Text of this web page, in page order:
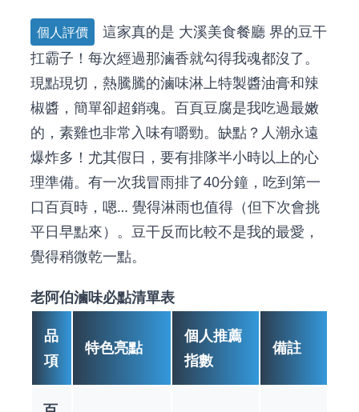
個人評價 這家真的是 大溪美食餐廳 界的豆干
扛霸子！每次經過那滷香就勾得我魂都沒了。
現點現切，熱騰騰的滷味淋上特製醬油膏和辣
椒醬，簡單卻超銷魂。百頁豆腐是我吃過最嫩
的，素雞也非常入味有嚼勁。缺點？人潮永遠
爆炸多！尤其假日，要有排隊半小時以上的心
理準備。有一次我冒雨排了40分鐘，吃到第一
口百頁時，嗯… 覺得淋雨也值得（但下次會挑
平日早點來）。豆干反而比較不是我的最愛，
覺得稍微乾一點。
老阿伯滷味必點清單表
品
項
特色亮點
個人推薦
指數
備註